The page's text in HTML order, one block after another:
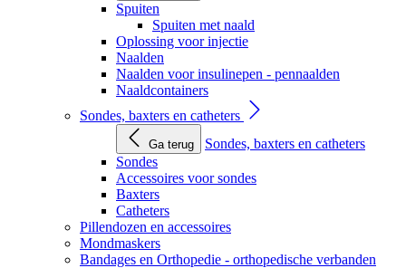
Spuiten
Spuiten met naald
Oplossing voor injectie
Naalden
Naalden voor insulinepen - pennaalden
Naaldcontainers
Sondes, baxters en catheters
Ga terug
Sondes, baxters en catheters
Sondes
Accessoires voor sondes
Baxters
Catheters
Pillendozen en accessoires
Mondmaskers
Bandages en Orthopedie - orthopedische verbanden